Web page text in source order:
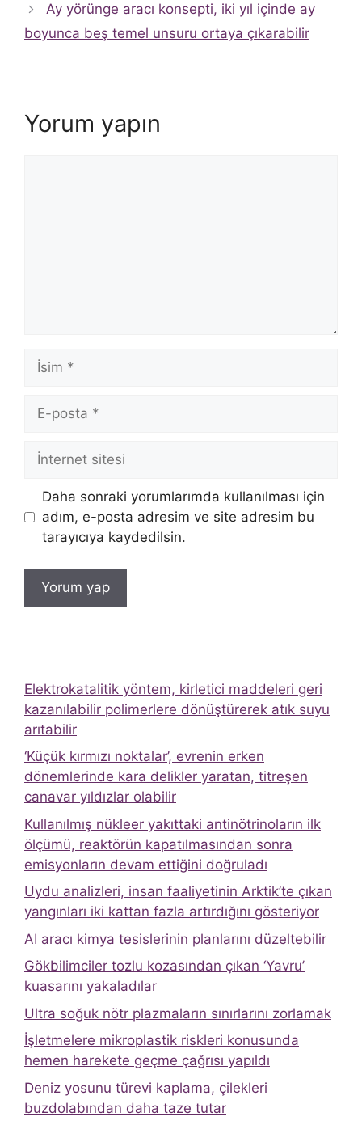
Ay yörünge aracı konsepti, iki yıl içinde ay
boyunca beş temel unsuru ortaya çıkarabilir
Yorum yapın
İsim
posta
İnternet
Daha sonraki yorumlarımda kullanılması için
adım, e-posta adresim ve site adresim bu
tarayıcıya kaydedilsin.
Elektrokatalitik yöntem, kirletici maddeleri geri
kazanılabilir polimerlere dönüştürerek atık suyu
arıtabilir
‘Küçük kırmızı noktalar’, evrenin erken
dönemlerinde kara delikler yaratan, titreşen
canavar yıldızlar olabilir
Kullanılmış nükleer yakıttaki antinötrinoların ilk
ölçümü, reaktörün kapatılmasından sonra
emisyonların devam ettiğini doğruladı
Uydu analizleri, insan faaliyetinin Arktik’te çıkan
yangınları iki kattan fazla artırdığını gösteriyor
AI aracı kimya tesislerinin planlarını düzeltebilir
Gökbilimciler tozlu kozasından çıkan ‘Yavru’
kuasarını yakaladılar
Ultra soğuk nötr plazmaların sınırlarını zorlamak
İşletmelere mikroplastik riskleri konusunda
hemen harekete geçme çağrısı yapıldı
Deniz yosunu türevi kaplama, çilekleri
buzdolabından daha taze tutar